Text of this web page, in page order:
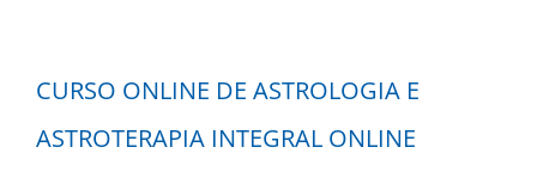
CURSO ONLINE DE ASTROLOGIA E
ASTROTERAPIA INTEGRAL ONLINE